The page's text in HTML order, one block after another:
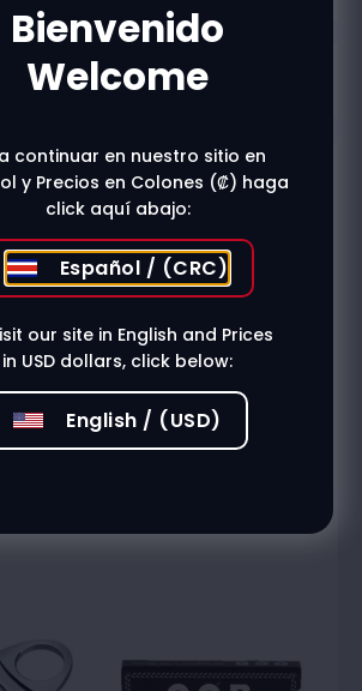
21Gr
Bienvenido
Welcome
continuar en nuestro sitio en
y Precios en Colones (₡) haga
click aquí abajo:
Español / (CRC)
our site in English and Prices
in USD dollars, click below:
English / (USD)